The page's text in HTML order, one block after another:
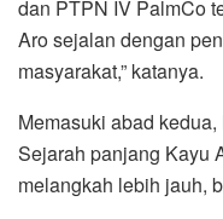
dan PTPN IV PalmCo
Aro sejalan dengan
masyarakat,” katanya.
Memasuki abad
Sejarah panjang Kayu
melangkah lebih jauh,